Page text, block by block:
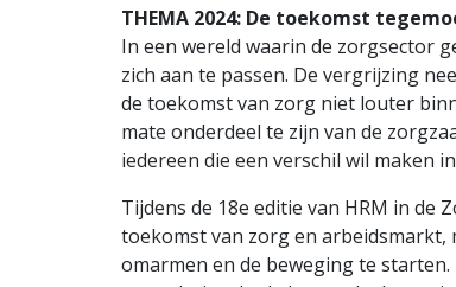
THEMA 2024: De toekomst
In een wereld waarin de zorgsector
zich aan te passen. De vergrijzing
de toekomst van zorg niet louter
mate onderdeel te zijn van de
iedereen die een verschil wil maken
Tijdens de 18e editie van HRM in de
toekomst van zorg en arbeidsmarkt,
omarmen en de beweging te